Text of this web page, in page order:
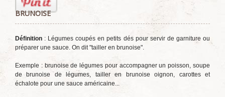
BRUNOISE
Définition : Légumes coupés en petits dés pour servir de garniture ou
préparer une sauce. On dit "tailler en brunoise".
Exemple : brunoise de légumes pour accompagner un poisson, soupe
de brunoise de légumes, tailler en brunoise oignon, carottes et
échalote pour une sauce américaine...